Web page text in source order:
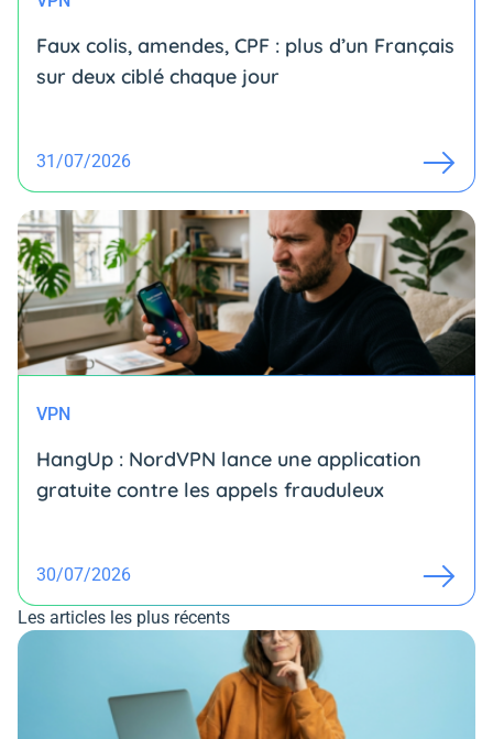
Faux colis, amendes, CPF : plus d’un Français
sur deux ciblé chaque jour
31/07/2026
VPN
HangUp : NordVPN lance une application
gratuite contre les appels frauduleux
30/07/2026
Les articles les plus récents